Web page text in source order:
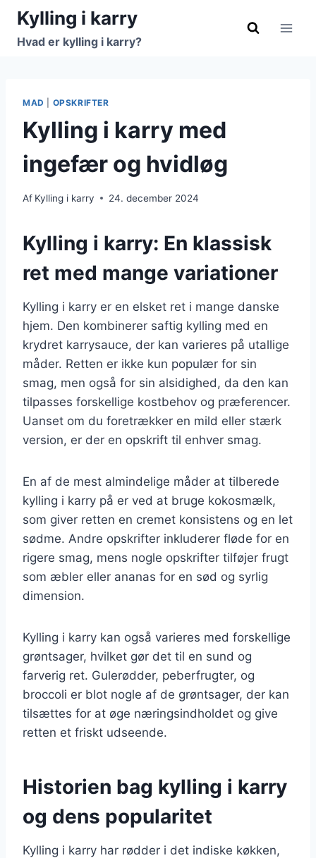
Fortsæt
indhold
Kylling i karry
Hvad er kylling i karry?
MAD OPSKRIFTER
Kylling i karry med
ingefær og hvidløg
Af Kylling i karry 24. december 2024
Kylling i karry: En klassisk
ret med mange variationer
Kylling i karry er en elsket ret i mange danske
hjem. Den kombinerer saftig kylling med en
krydret karrysauce, der kan varieres på utallige
måder. Retten er ikke kun populær for sin
smag, men også for sin alsidighed, da den kan
tilpasses forskellige kostbehov og præferencer.
Uanset om du foretrækker en mild eller stærk
version, er der en opskrift til enhver smag.
En af de mest almindelige måder at tilberede
kylling i karry på er ved at bruge kokosmælk,
som giver retten en cremet konsistens og en let
sødme. Andre opskrifter inkluderer fløde for en
rigere smag, mens nogle opskrifter tilføjer frugt
som æbler eller ananas for en sød og syrlig
dimension.
Kylling i karry kan også varieres med forskellige
grøntsager, hvilket gør det til en sund og
farverig ret. Gulerødder, peberfrugter, og
broccoli er blot nogle af de grøntsager, der kan
tilsættes for at øge næringsindholdet og give
retten et friskt udseende.
Historien bag kylling i karry
og dens popularitet
Kylling i karry har rødder i det indiske køkken,